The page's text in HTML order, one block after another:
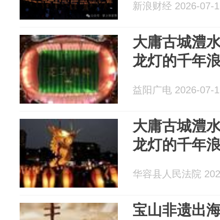
新浪财经 2026-07-
大庸古城澧
龙灯的千年
益阳广电 2026-07-
大庸古城澧
龙灯的千年
华容县人民法院
宝山非遗出